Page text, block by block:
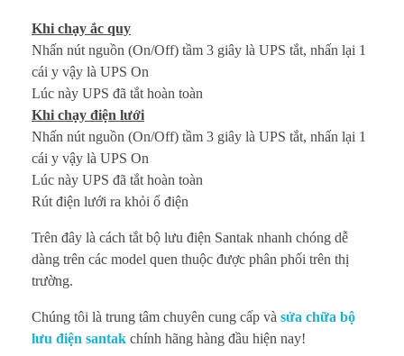
Khi chạy ắc quy
Nhấn nút nguồn (On/Off) tầm 3 giây là UPS tắt, nhấn lại 1
cái y vậy là UPS On
Lúc này UPS đã tắt hoàn toàn
Khi chạy điện lưới
Nhấn nút nguồn (On/Off) tầm 3 giây là UPS tắt, nhấn lại 1
cái y vậy là UPS On
Lúc này UPS đã tắt hoàn toàn
Rút điện lưới ra khỏi ổ điện
Trên đây là cách tắt bộ lưu điện Santak nhanh chóng dễ
dàng trên các model quen thuộc được phân phối trên thị
trường.
Chúng tôi là trung tâm chuyên cung cấp và sửa chữa bộ
lưu điện santak chính hãng hàng đầu hiện nay!